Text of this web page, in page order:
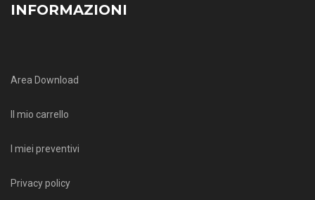
INFORMAZIONI
Area Download
Il mio carrello
I miei preventivi
Privacy policy